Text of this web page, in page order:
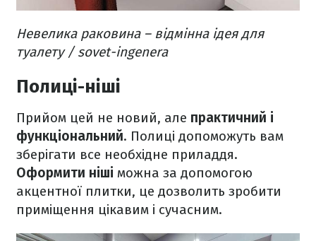
Невелика раковина – відмінна ідея для
туалету / sovet-ingenera
Полиці-ніші
Прийом цей не новий, але практичний і
функціональний. Полиці допоможуть вам
зберігати все необхідне приладдя.
Оформити ніші можна за допомогою
акцентної плитки, це дозволить зробити
приміщення цікавим і сучасним.